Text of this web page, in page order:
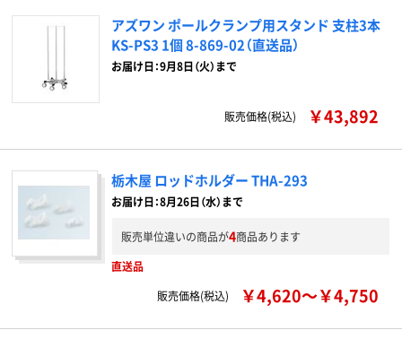
アズワン ポールクランプ用スタンド 支柱3本
KS-PS3 1個 8-869-02（直送品）
お届け日：9月8日（火）まで
販売価格(税込) ￥43,892
栃木屋 ロッドホルダー THA-293
お届け日：8月26日（水）まで
販売単位違いの商品が4商品あります
直送品
販売価格(税込)
￥4,620～￥4,750